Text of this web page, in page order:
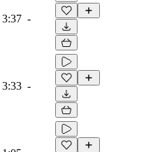
3:37 -
3:33 -